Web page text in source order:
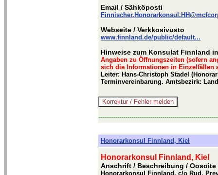
Email / Sähköposti
Webseite / Verkkosivusto
www.finnland.de/public/default...
Hinweise zum Konsulat Finnland
Angaben zu Öffnungszeiten (sofern
sich die Informationen in Einzelfällen
Leiter: Hans-Christoph Stadel
Terminvereinbarung. Amtsbezirk:
Honorarkonsul Finnland, Kiel
Honorarkonsul Finnland, Kiel
Anschrift / Beschreibung / Oosoite
Honorarkonsul Finnland, c/o Rud.